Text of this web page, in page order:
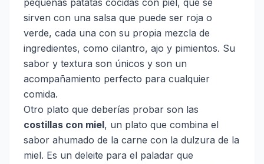
pequeñas patatas cocidas con piel, que se
sirven con una salsa que puede ser roja o
verde, cada una con su propia mezcla de
ingredientes, como cilantro, ajo y pimientos. Su
sabor y textura son únicos y son un
acompañamiento perfecto para cualquier
comida.
Otro plato que deberías probar son las
costillas con miel, un plato que combina el
sabor ahumado de la carne con la dulzura de la
miel. Es un deleite para el paladar que